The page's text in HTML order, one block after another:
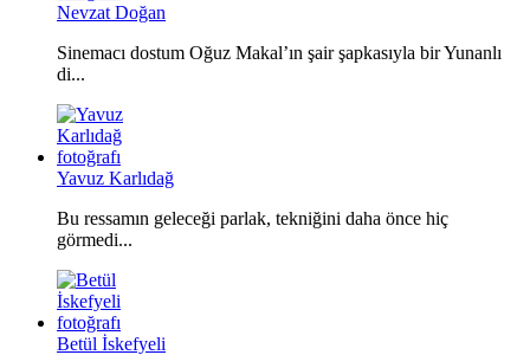
Nevzat Doğan
Sinemacı dostum Oğuz Makal’ın şair şapkasıyla bir Yunanlı
di...
Yavuz Karlıdağ
Bu ressamın geleceği parlak, tekniğini daha önce hiç
görmedi...
Betül İskefyeli